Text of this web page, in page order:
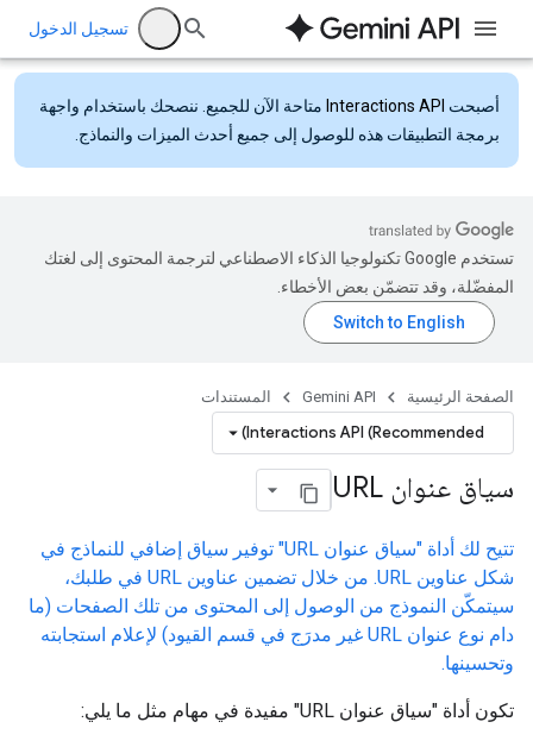
تسجيل الدخول
أصبحت Interactions API متاحة الآن للجميع. ننصحك باستخدام واجهة
برمجة التطبيقات هذه للوصول إلى جميع أحدث الميزات والنماذج.
تستخدم Google تكنولوجيا الذكاء الاصطناعي لترجمة المحتوى إلى لغتك
المفضّلة، وقد تتضمّن بعض الأخطاء.
الصفحة الرئيسية Gemini API المستندات
Interactions API (Recommended)
سياق عنوان URL
تتيح لك أداة "سياق عنوان URL" توفير سياق إضافي للنماذج في
شكل عناوين URL. من خلال تضمين عناوين URL في طلبك،
سيتمكّن النموذج من الوصول إلى المحتوى من تلك الصفحات (ما
دام نوع عنوان URL غير مدرَج في قسم القيود) لإعلام استجابته
وتحسينها.
تكون أداة "سياق عنوان URL" مفيدة في مهام مثل ما يلي: